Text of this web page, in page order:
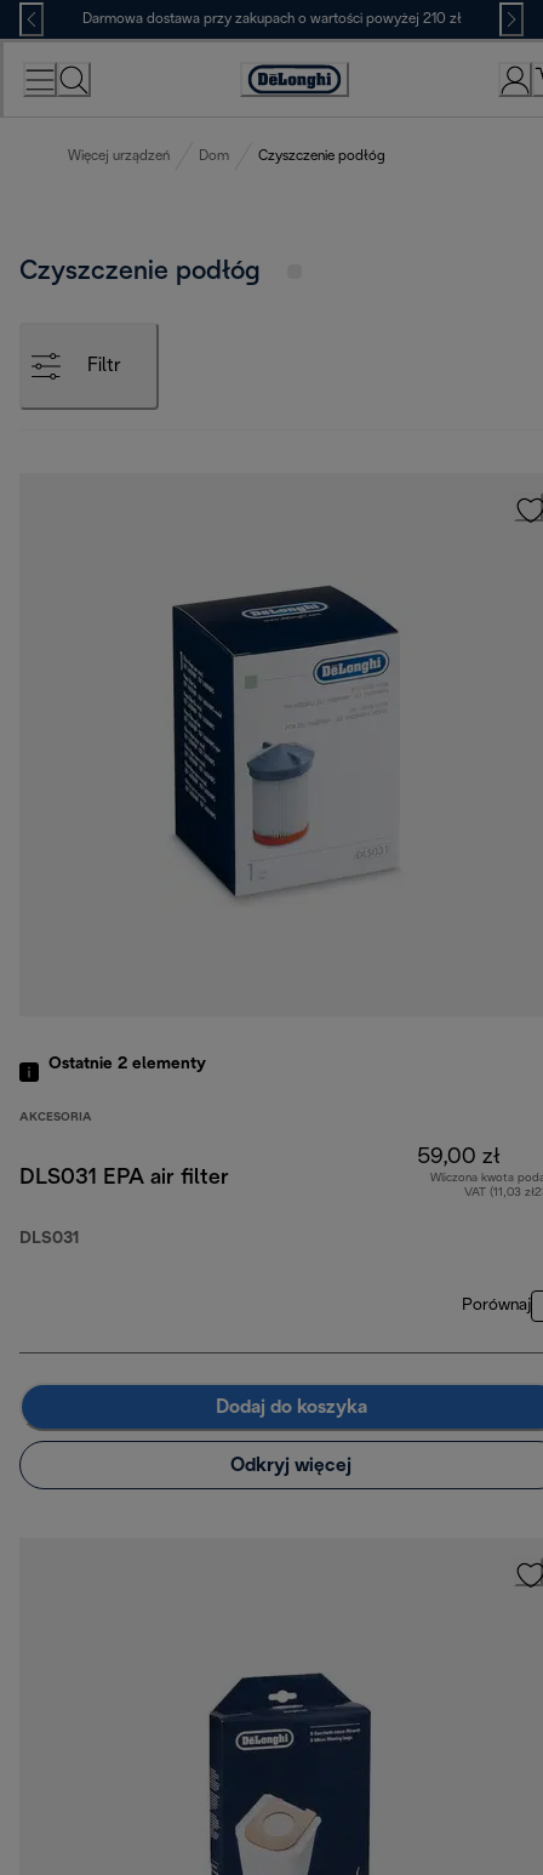
Skip
to
Content
Darmowa dostawa przy zakupach o wartości powyżej 210 zł
Deklaracja
Więcej urządzeń Dom Czyszczenie podłóg
Czyszczenie podłóg
Filtr
Ostatnie 2 elementy
AKCESORIA
DLS031 EPA air filter
DLS031
59,00 zł
Wliczona kwota
VAT (11,03
Porównaj
Dodaj do koszyka
Odkryj więcej